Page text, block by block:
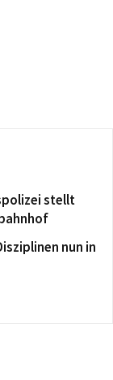
stellt
nun in